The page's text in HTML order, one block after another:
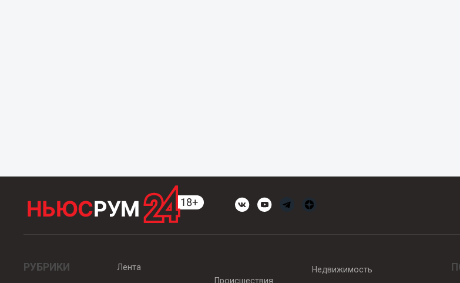
РУБРИКИ
Лента
Происшествия
Недвижимость